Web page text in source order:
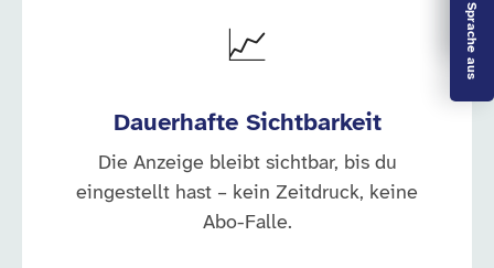
📈
Dauerhafte Sichtbarkeit
Die Anzeige bleibt sichtbar, bis du
eingestellt hast – kein Zeitdruck, keine
Abo-Falle.